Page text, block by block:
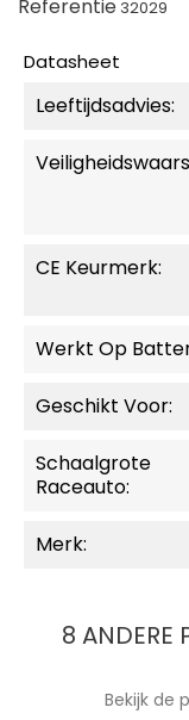
Referentie 32029
Datasheet
Leeftijdsadvies:
CE Keurmerk:
Werkt Op
Geschikt Voor:
Schaalgrote
Raceauto:
Merk:
8 ANDERE
Bekijk de